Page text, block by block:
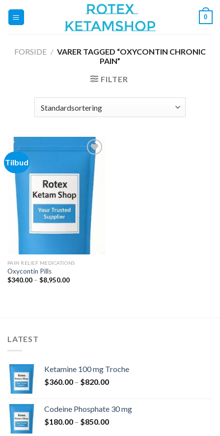
0
FORSIDE / VARER TAGGED “OXYCONTIN CHRONIC
PAIN”
FILTER
Tilbud
Add to
wishlist
PAIN RELIEF MEDICATIONS
Oxycontin Pills
$340.00 – $8,950.00Prisinterval:
LATEST
Ketamine 100 mg Troche
$360.00 – $820.00Prisinterval:
$820.00
Codeine Phosphate 30 mg
$180.00 – $850.00Prisinterval: